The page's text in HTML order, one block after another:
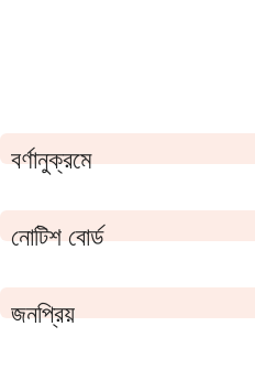
বর্ণানুক্রমে
নোটিশ বোর্ড
জনপ্রিয়